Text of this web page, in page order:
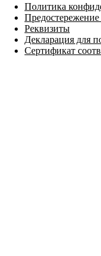
Политика
Предостережение
Реквизиты
Декларация для
Сертификат